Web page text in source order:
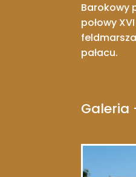
Barokowy
połowy
pałacu.
Galeria